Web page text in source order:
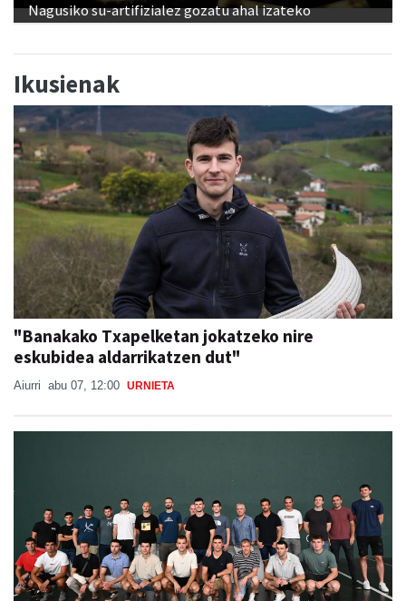
"Banakako Txapelketan jokatzeko nire
eskubidea aldarrikatzen dut"
Aiurri abu 07, 12:00 URNIETA